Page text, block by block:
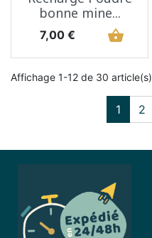
bonne mine...
Prix
7,00 € shopping_basket
Affichage 1-12 de 30 article(s)
1 2